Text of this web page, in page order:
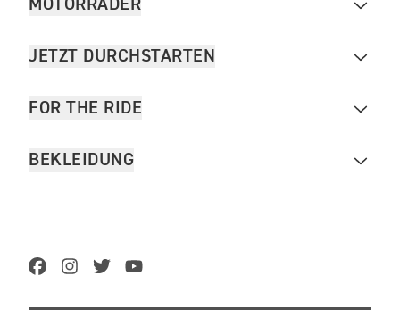
MOTORRÄDER
JETZT DURCHSTARTEN
FOR THE RIDE
BEKLEIDUNG